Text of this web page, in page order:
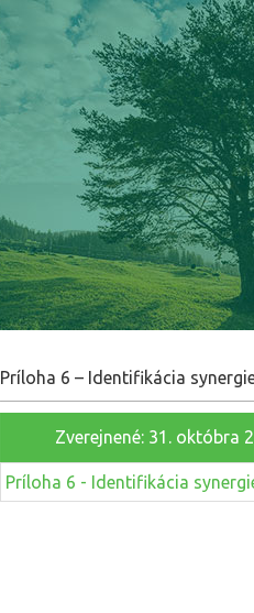
Príloha 6 – Identifikácia
Zverejnené: 31. októbra
Príloha 6 - Identifikácia